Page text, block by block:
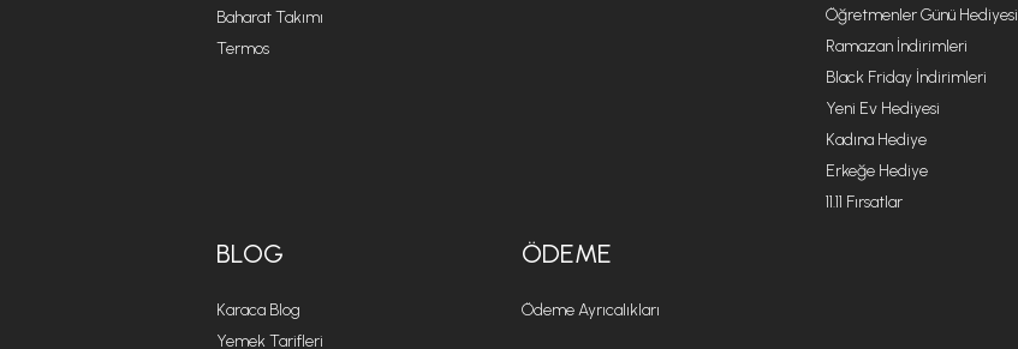
Baharat Takımı
Termos
Öğretmenler Günü Hediyesi
Ramazan İndirimleri
Black Friday İndirimleri
Yeni Ev Hediyesi
Kadına Hediye
Erkeğe Hediye
11.11 Fırsatlar
BLOG
Karaca Blog
Yemek Tarifleri
ÖDEME
Ödeme Ayrıcalıkları